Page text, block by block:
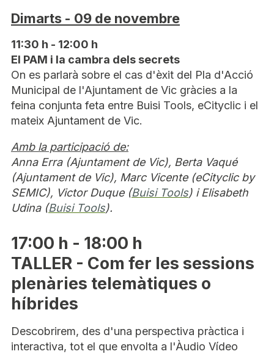
Dimarts - 09 de novembre
11:30 h - 12:00 h
El PAM i la cambra dels secrets
On es parlarà sobre el cas d'èxit del Pla d'Acció
Municipal de l'Ajuntament de Vic gràcies a la
feina conjunta feta entre Buisi Tools, eCityclic i el
mateix Ajuntament de Vic.
Amb la participació de:
Anna Erra (Ajuntament de Vic), Berta Vaqué
(Ajuntament de Vic), Marc Vicente (eCityclic by
SEMIC), Victor Duque (Buisi Tools) i Elisabeth
Udina (Buisi Tools).
17:00 h - 18:00 h
TALLER - Com fer les sessions
plenàries telemàtiques o
híbrides
Descobrirem, des d'una perspectiva pràctica i
interactiva, tot el que envolta a l'Àudio Vídeo